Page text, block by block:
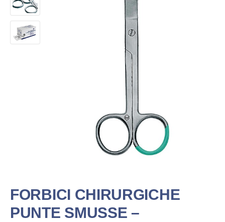
FORBICI CHIRURGICHE
PUNTE SMUSSE –